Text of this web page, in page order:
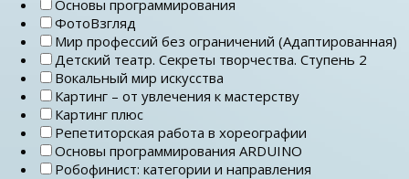
Основы программирования
ФотоВзгляд
Мир профессий без ограничений (Адаптированная)
Детский театр. Секреты творчества. Ступень 2
Вокальный мир искусства
Картинг – от увлечения к мастерству
Картинг плюс
Репетиторская работа в хореографии
Основы программирования ARDUINO
Робофинист: категории и направления